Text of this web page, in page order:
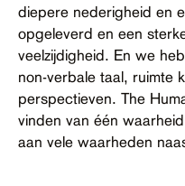
diepere nederigheid en
opgeleverd en een
veelzijdigheid. En we
non-verbale taal, ruimte
perspectieven. The
vinden van één
aan vele waarheden